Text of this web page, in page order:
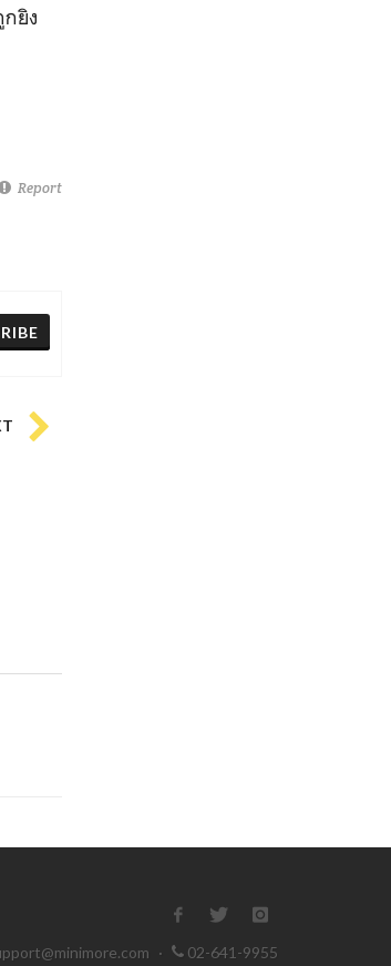
ยิง
Report
· 02-641-9955